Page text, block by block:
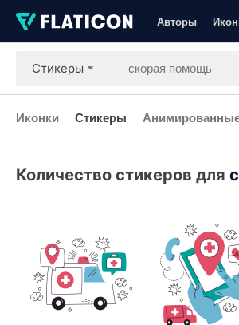
Авторы
Стикеры
Иконки Стикеры
Количество стикеров для